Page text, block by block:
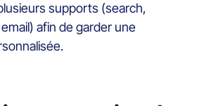
supports (search,
afin de garder une